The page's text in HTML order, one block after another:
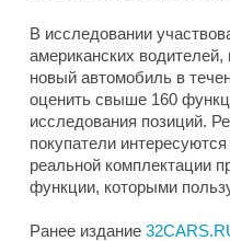
В исследовании
американских
новый автомобиль в
оценить свыше 160
исследования позиций.
покупатели
реальной комплектации
функции, которыми
Ранее издание